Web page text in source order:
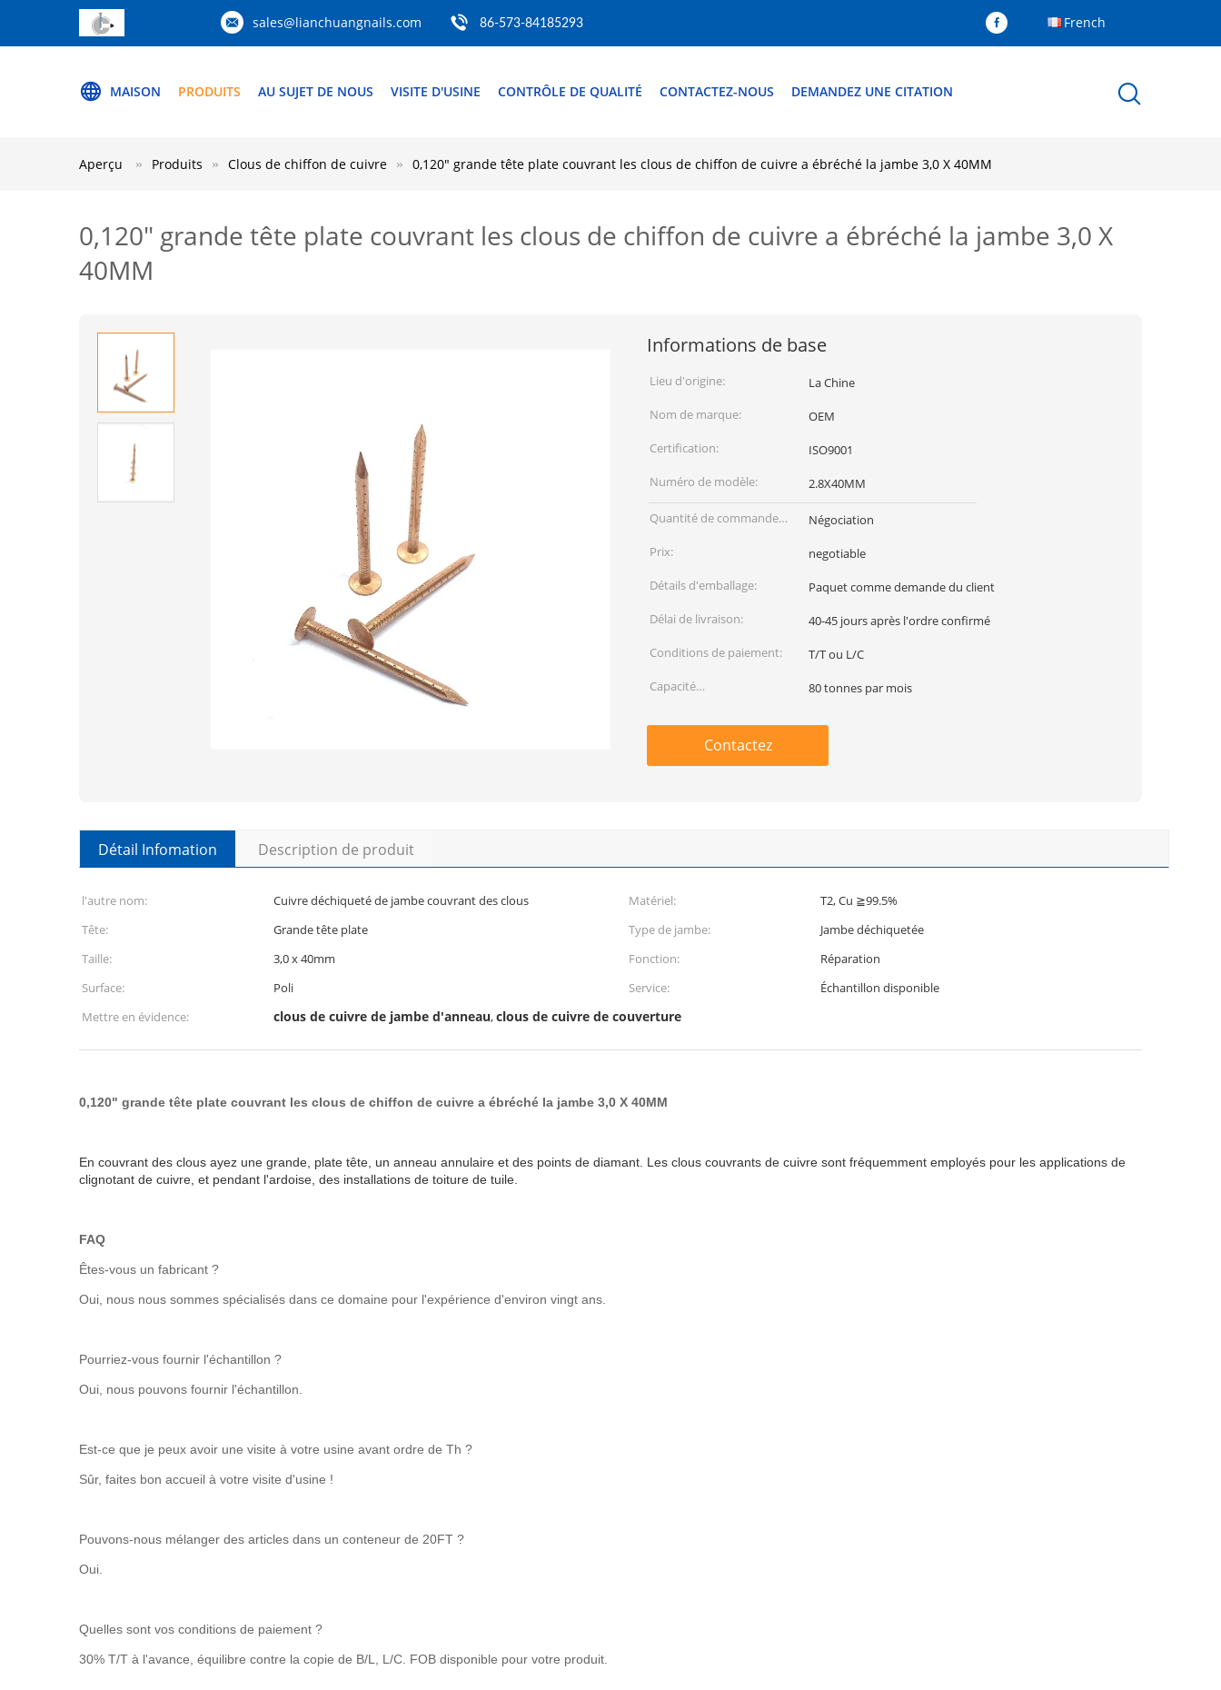
sales@lianchuangnails.com 86-573-84185293 French
MAISON PRODUITS AU SUJET DE NOUS VISITE D'USINE CONTRÔLE DE QUALITÉ CONTACTEZ-NOUS DEMANDEZ UNE CITATION
Aperçu Produits Clous de chiffon de cuivre 0,120" grande tête plate couvrant les clous de chiffon de cuivre a ébréché la jambe 3,0 X 40MM
0,120" grande tête plate couvrant les clous de chiffon de cuivre a ébréché la jambe 3,0 X
40MM
Informations de base
Lieu d'origine:
La Chine
Nom de marque:
OEM
Certification:
ISO9001
Numéro de modèle:
2.8X40MM
Quantité de commande
min:
Négociation
Prix:
negotiable
Détails d'emballage:
Paquet comme demande du client
Délai de livraison:
40-45 jours après l'ordre confirmé
Conditions de paiement:
T/T ou L/C
Capacité
80 tonnes par mois
Contactez
Détail Infomation Description de produit
l'autre nom: Cuivre déchiqueté de jambe couvrant des clous Matériel:
T2, Cu ≧99.5%
Tête:
Grande tête plate Type de jambe:
Jambe déchiquetée
Taille:
3,0 x 40mm Fonction:
Réparation
Surface:
Poli Service:
Échantillon disponible
Mettre en évidence:
clous de cuivre de jambe d'anneau,clous de cuivre de couverture
0,120" grande tête plate couvrant les clous de chiffon de cuivre a ébréché la jambe 3,0 X 40MM
En couvrant des clous ayez une grande, plate tête, un anneau annulaire et des points de diamant. Les clous couvrants de cuivre sont fréquemment employés pour les applications de
clignotant de cuivre, et pendant l'ardoise, des installations de toiture de tuile.
FAQ
Êtes-vous un fabricant ?
Oui, nous nous sommes spécialisés dans ce domaine pour l'expérience d'environ vingt ans.
Pourriez-vous fournir l'échantillon ?
Oui, nous pouvons fournir l'échantillon.
Est-ce que je peux avoir une visite à votre usine avant ordre de Th ?
Sûr, faites bon accueil à votre visite d'usine !
Pouvons-nous mélanger des articles dans un conteneur de 20FT ?
Oui.
Quelles sont vos conditions de paiement ?
30% T/T à l'avance, équilibre contre la copie de B/L, L/C. FOB disponible pour votre produit.